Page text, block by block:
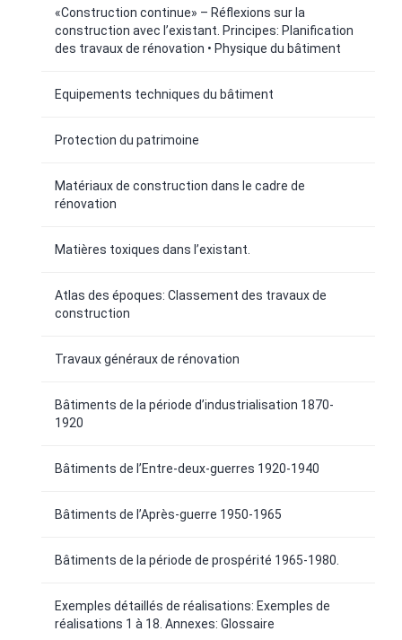
«Construction continue» – Réflexions sur la
construction avec l’existant. Principes: Planification
des travaux de rénovation • Physique du bâtiment
Equipements techniques du bâtiment
Protection du patrimoine
Matériaux de construction dans le cadre de
rénovation
Matières toxiques dans l’existant.
Atlas des époques: Classement des travaux de
construction
Travaux généraux de rénovation
Bâtiments de la période d’industrialisation 1870-
1920
Bâtiments de l’Entre-deux-guerres 1920-1940
Bâtiments de l’Après-guerre 1950-1965
Bâtiments de la période de prospérité 1965-1980.
Exemples détaillés de réalisations: Exemples de
réalisations 1 à 18. Annexes: Glossaire